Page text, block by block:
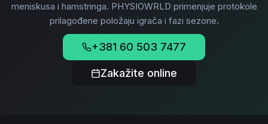
meniskusa i hamstringa. PHYSIOWRLD primenjuje protokole
prilagođene položaju igrača i fazi sezone.
+381 60 503 7477
Zakažite online